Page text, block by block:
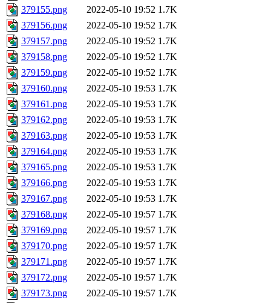
379155.png
2022-05-10 19:52 1.7K
379156.png
2022-05-10 19:52 1.7K
379157.png
2022-05-10 19:52 1.7K
379158.png
2022-05-10 19:52 1.7K
379159.png
2022-05-10 19:52 1.7K
379160.png
2022-05-10 19:53 1.7K
379161.png
2022-05-10 19:53 1.7K
379162.png
2022-05-10 19:53 1.7K
379163.png
2022-05-10 19:53 1.7K
379164.png
2022-05-10 19:53 1.7K
379165.png
2022-05-10 19:53 1.7K
379166.png
2022-05-10 19:53 1.7K
379167.png
2022-05-10 19:53 1.7K
379168.png
2022-05-10 19:57 1.7K
379169.png
2022-05-10 19:57 1.7K
379170.png
2022-05-10 19:57 1.7K
379171.png
2022-05-10 19:57 1.7K
379172.png
2022-05-10 19:57 1.7K
379173.png
2022-05-10 19:57 1.7K